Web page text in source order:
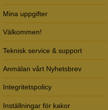
Mina uppgifter
Välkommen!
Teknisk service & support
Anmälan vårt Nyhetsbrev
Integritetspolicy
Inställningar för kakor